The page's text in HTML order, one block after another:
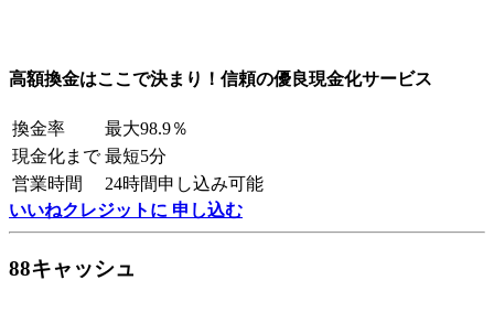
高額換金はここで決まり！信頼の優良現金化サービス
換金率
最大98.9％
現金化まで 最短5分
営業時間
24時間申し込み可能
いいねクレジットに 申し込む
88キャッシュ